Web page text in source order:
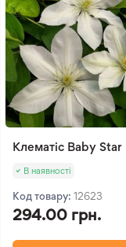
Клематіс Baby Star
В наявності
Код товару: 12623
294.00 грн.